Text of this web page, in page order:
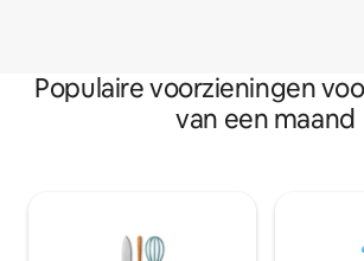
Populaire voorzieningen
van een maand